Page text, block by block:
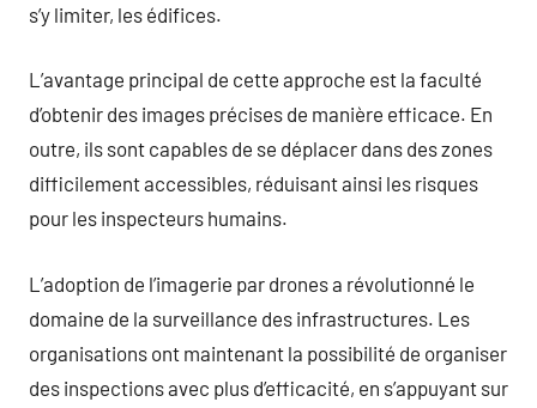
s’y limiter, les édifices.
L’avantage principal de cette approche est la faculté
d’obtenir des images précises de manière efficace. En
outre, ils sont capables de se déplacer dans des zones
difficilement accessibles, réduisant ainsi les risques
pour les inspecteurs humains.
L’adoption de l’imagerie par drones a révolutionné le
domaine de la surveillance des infrastructures. Les
organisations ont maintenant la possibilité de organiser
des inspections avec plus d’efficacité, en s’appuyant sur